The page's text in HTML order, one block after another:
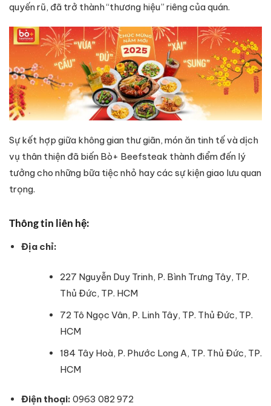
quyến rũ, đã trở thành “thương hiệu” riêng của quán.
Sự kết hợp giữa không gian thư giãn, món ăn tinh tế và dịch
vụ thân thiện đã biến Bò+ Beefsteak thành điểm đến lý
tưởng cho những bữa tiệc nhỏ hay các sự kiện giao lưu quan
trọng.
Thông tin liên hệ:
Địa chỉ:
227 Nguyễn Duy Trinh, P. Bình Trưng Tây, TP.
Thủ Đức, TP. HCM
72 Tô Ngọc Vân, P. Linh Tây, TP. Thủ Đức, TP.
HCM
184 Tây Hoà, P. Phước Long A, TP. Thủ Đức, TP.
HCM
Điện thoại: 0963 082 972